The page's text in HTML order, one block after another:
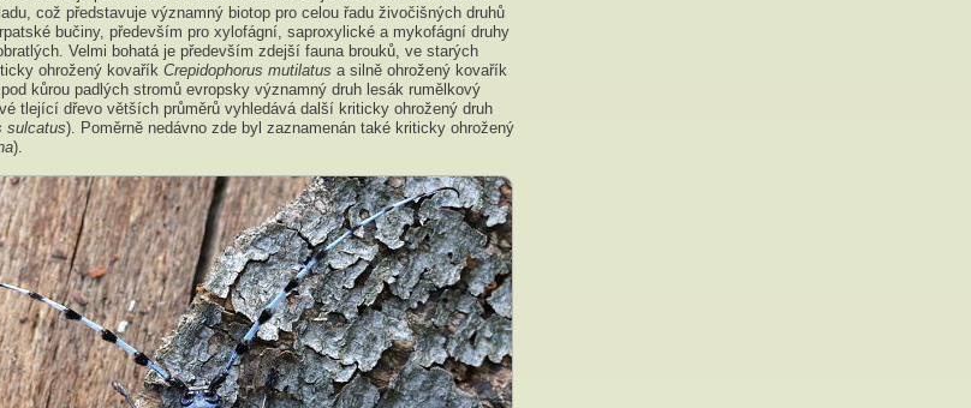
což představuje významný biotop pro celou řadu živočišných druhů
bučiny, především pro xylofágní, saproxylické a mykofágní druhy
Velmi bohatá je především zdejší fauna brouků, ve starých
ohrožený kovařík Crepidophorus mutilatus a silně ohrožený kovařík
kůrou padlých stromů evropsky významný druh lesák rumělkový
tlející dřevo větších průměrů vyhledává další kriticky ohrožený druh
sulcatus). Poměrně nedávno zde byl zaznamenán také kriticky ohrožený
).